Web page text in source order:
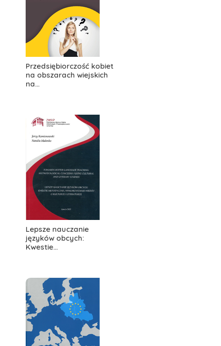
Przedsiębiorczość kobiet
na obszarach wiejskich
na...
Lepsze nauczanie
języków obcych:
Kwestie...